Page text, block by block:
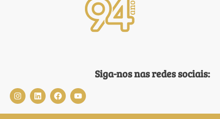
Siga-nos nas redes sociais: